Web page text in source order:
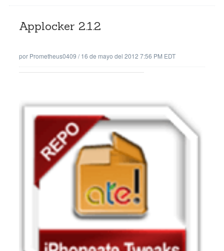
Applocker 2.1.2
por Prometheus0409 /16 de mayo del 2012 7:56 PM EDT